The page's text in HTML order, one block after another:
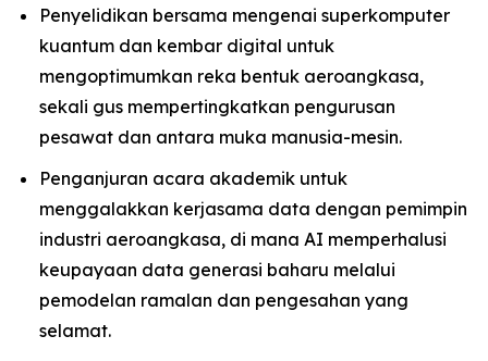
Penyelidikan bersama mengenai superkomputer
kuantum dan kembar digital untuk
mengoptimumkan reka bentuk aeroangkasa,
sekali gus mempertingkatkan pengurusan
pesawat dan antara muka manusia-mesin.
Penganjuran acara akademik untuk
menggalakkan kerjasama data dengan pemimpin
industri aeroangkasa, di mana AI memperhalusi
keupayaan data generasi baharu melalui
pemodelan ramalan dan pengesahan yang
selamat.